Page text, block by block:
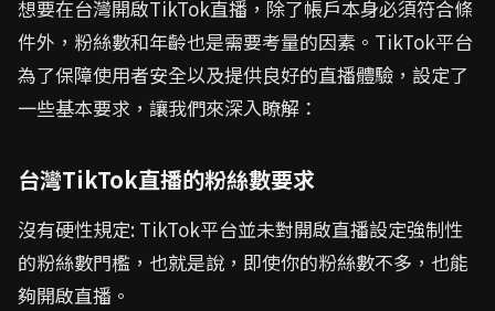
想要在台灣開啟TikTok直播，除了帳戶本身必須符合條
件外，粉絲數和年齡也是需要考量的因素。TikTok平台
為了保障使用者安全以及提供良好的直播體驗，設定了
一些基本要求，讓我們來深入瞭解：
台灣TikTok直播的粉絲數要求
沒有硬性規定: TikTok平台並未對開啟直播設定強制性
的粉絲數門檻，也就是說，即使你的粉絲數不多，也能
夠開啟直播。